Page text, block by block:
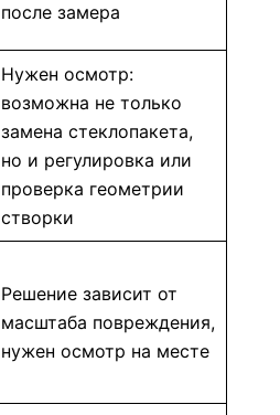
после замера
Нужен осмотр:
возможна не только
замена стеклопакета,
но и регулировка или
проверка геометрии
створки
Решение зависит от
масштаба повреждения,
нужен осмотр на месте